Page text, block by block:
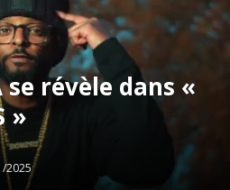
se révèle dans «
»
2025